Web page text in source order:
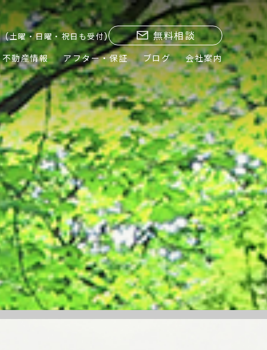
(土曜・日曜・祝日も受付) 無料相談
不動産情報 アフター・保証 ブログ 会社案内